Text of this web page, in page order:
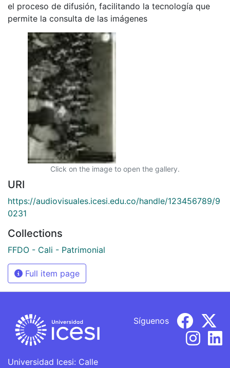
el proceso de difusión, facilitando la tecnología que
permite la consulta de las imágenes
Click on the image to open the gallery.
URI
https://audiovisuales.icesi.edu.co/handle/123456789/9
0231
Collections
FFDO - Cali - Patrimonial
Full item page
Universidad Icesi: Calle
Síguenos